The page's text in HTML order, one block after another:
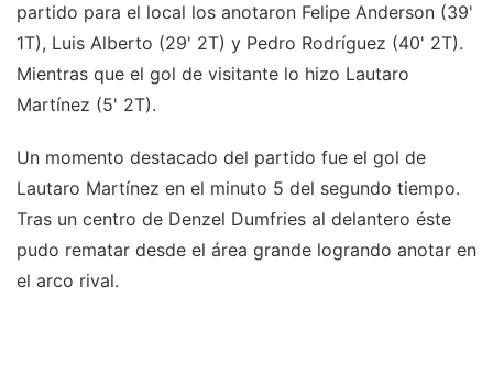
partido para el local los anotaron Felipe Anderson (39'
1T), Luis Alberto (29' 2T) y Pedro Rodríguez (40' 2T).
Mientras que el gol de visitante lo hizo Lautaro
Martínez (5' 2T).
Un momento destacado del partido fue el gol de
Lautaro Martínez en el minuto 5 del segundo tiempo.
Tras un centro de Denzel Dumfries al delantero éste
pudo rematar desde el área grande logrando anotar en
el arco rival.